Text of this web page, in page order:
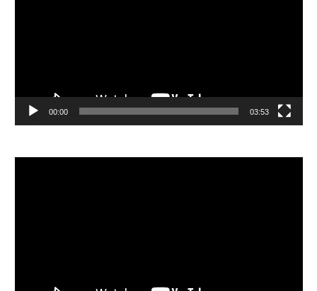
00:00 03:53